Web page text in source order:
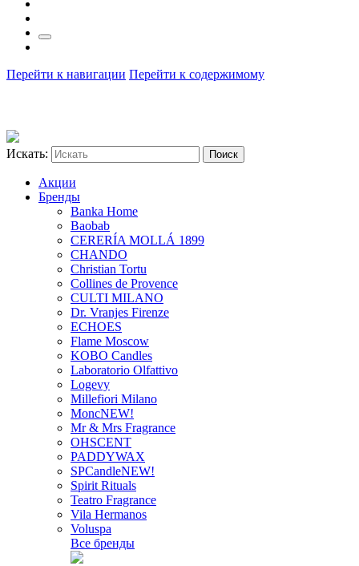
Перейти к навигации Перейти к содержимому
Искать:
Акции
Бренды
Banka Home
Baobab
CERERÍA MOLLÁ 1899
CHANDO
Christian Tortu
Collines de Provence
CULTI MILANO
Dr. Vranjes Firenze
ECHOES
Flame Moscow
KOBO Candles
Laboratorio Olfattivo
Logevy
Millefiori Milano
MoncNEW!
Mr & Mrs Fragrance
OHSCENT
PADDYWAX
SPCandleNEW!
Spirit Rituals
Teatro Fragrance
Vila Hermanos
Voluspa
Все бренды